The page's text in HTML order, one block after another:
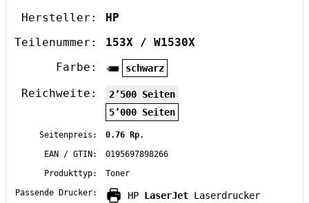
Hersteller:
HP
Teilenummer:
153X / W1530X
Farbe:
schwarz
Reichweite:
2’500 Seiten
5’000 Seiten
Seitenpreis:
0.76 Rp.
EAN / GTIN:
0195697898266
Produkttyp:
Toner
Passende Drucker:
HP LaserJet Laserdrucker